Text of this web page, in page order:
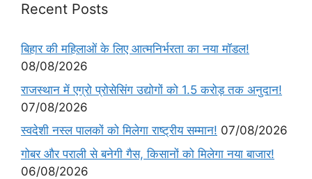
Recent Posts
बिहार की महिलाओं के लिए आत्मनिर्भरता का नया मॉडल!
08/08/2026
राजस्थान में एग्रो प्रोसेसिंग उद्योगों को 1.5 करोड़ तक अनुदान!
07/08/2026
स्वदेशी नस्ल पालकों को मिलेगा राष्ट्रीय सम्मान! 07/08/2026
गोबर और पराली से बनेगी गैस, किसानों को मिलेगा नया बाजार!
06/08/2026